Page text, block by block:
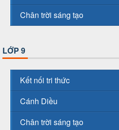
Chân trời sáng tạo
LỚP 9
Kết nối tri thức
Cánh Diều
Chân trời sáng tạo